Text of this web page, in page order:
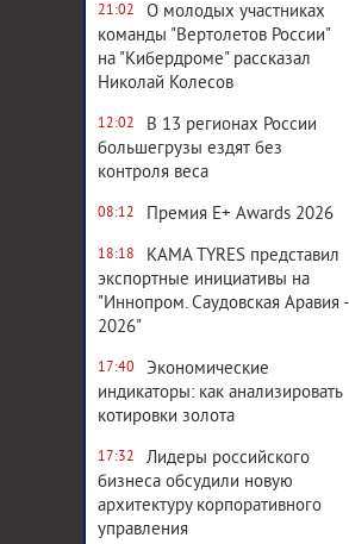
21:02
О молодых участниках
команды "Вертолетов России"
на "Кибердроме" рассказал
Николай Колесов
12:02
В 13 регионах России
большегрузы ездят без
контроля веса
08:12 Премия E+ Awards 2026
18:18
KAMA TYRES представил
экспортные инициативы на
"Иннопром. Саудовская Аравия -
2026"
17:40
Экономические
индикаторы: как анализировать
котировки золота
17:32
Лидеры российского
бизнеса обсудили новую
архитектуру корпоративного
управления